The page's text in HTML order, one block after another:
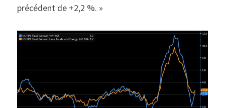
précédent de +2,2 %. »